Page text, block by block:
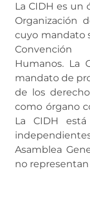
La CIDH es un
Organización
cuyo mandato
Convención
Humanos. La
mandato de
de los
como órgano
La CIDH
Asamblea
no representan